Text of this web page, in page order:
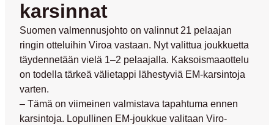
karsinnat
Suomen valmennusjohto on valinnut 21 pelaajan
ringin otteluihin Viroa vastaan. Nyt valittua joukkuetta
täydennetään vielä 1–2 pelaajalla. Kaksoismaaottelu
on todella tärkeä välietappi lähestyviä EM-karsintoja
varten.
– Tämä on viimeinen valmistava tapahtuma ennen
karsintoja. Lopullinen EM-joukkue valitaan Viro-